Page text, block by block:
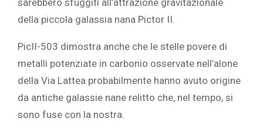
della piccola galassia nana Pictor II.
PicII-503 dimostra anche che le stelle povere di
metalli potenziate in carbonio osservate nell’alone
della Via Lattea probabilmente hanno avuto origine
da antiche galassie nane relitto che, nel tempo, si
sono fuse con la nostra.